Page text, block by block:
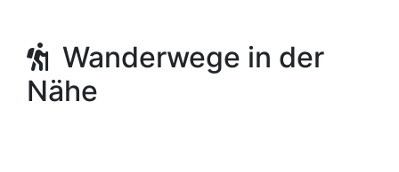
Wanderwege in der
Nähe